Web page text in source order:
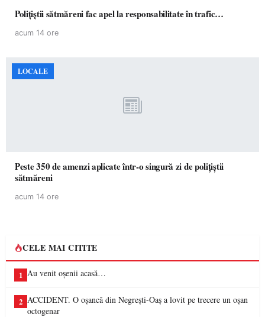
Polițiștii sătmăreni fac apel la responsabilitate în trafic…
acum 14 ore
LOCALE
Peste 350 de amenzi aplicate într-o singură zi de polițiștii
sătmăreni
acum 14 ore
CELE MAI CITITE
1 Au venit oșenii acasă…
2 ACCIDENT. O oșancă din Negrești-Oaș a lovit pe trecere un oșan
octogenar